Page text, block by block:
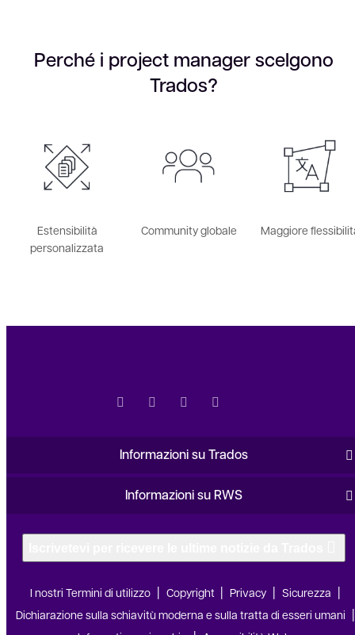
Perché i project manager scelgono
Trados?
Estensibilità
personalizzata
Community globale Maggiore
Informazioni su Trados
Informazioni su RWS
I nostri Termini di utilizzo Copyright Privacy
Sicurezza
Dichiarazione sulla schiavitù moderna e sulla tratta di esseri umani